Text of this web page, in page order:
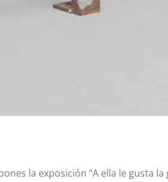
la exposición “A ella le gusta la